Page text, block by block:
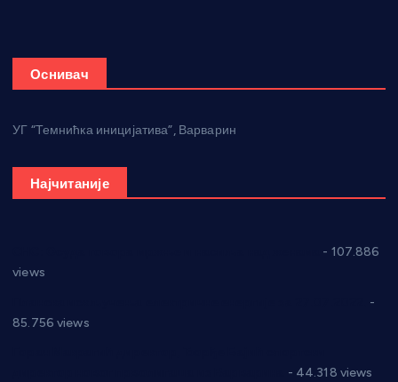
Оснивач
УГ “Темнићка иницијатива”, Варварин
Најчитаније
- 107.886
views
-
85.756 views
- 44.318 views